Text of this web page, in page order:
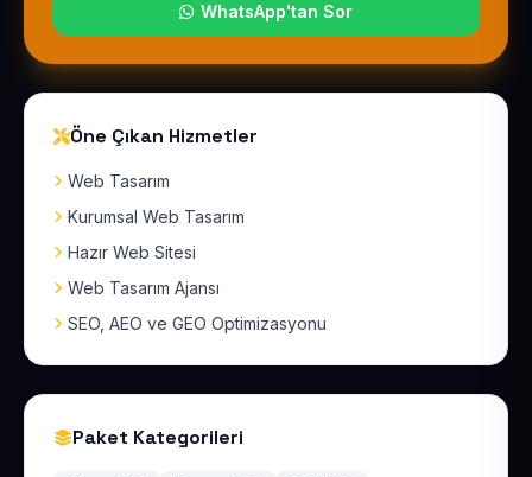
WhatsApp'tan Sor
Öne Çıkan Hizmetler
Web Tasarım
Kurumsal Web Tasarım
Hazır Web Sitesi
Web Tasarım Ajansı
SEO, AEO ve GEO Optimizasyonu
Paket Kategorileri